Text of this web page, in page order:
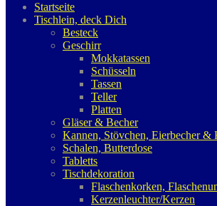
Startseite
Tischlein, deck Dich
Besteck
Geschirr
Mokkatassen
Schüsseln
Tassen
Teller
Platten
Gläser & Becher
Kannen, Stövchen, Eierbecher &
Schalen, Butterdose
Tabletts
Tischdekoration
Flaschenkorken,
Kerzenleuchter/Kerzen